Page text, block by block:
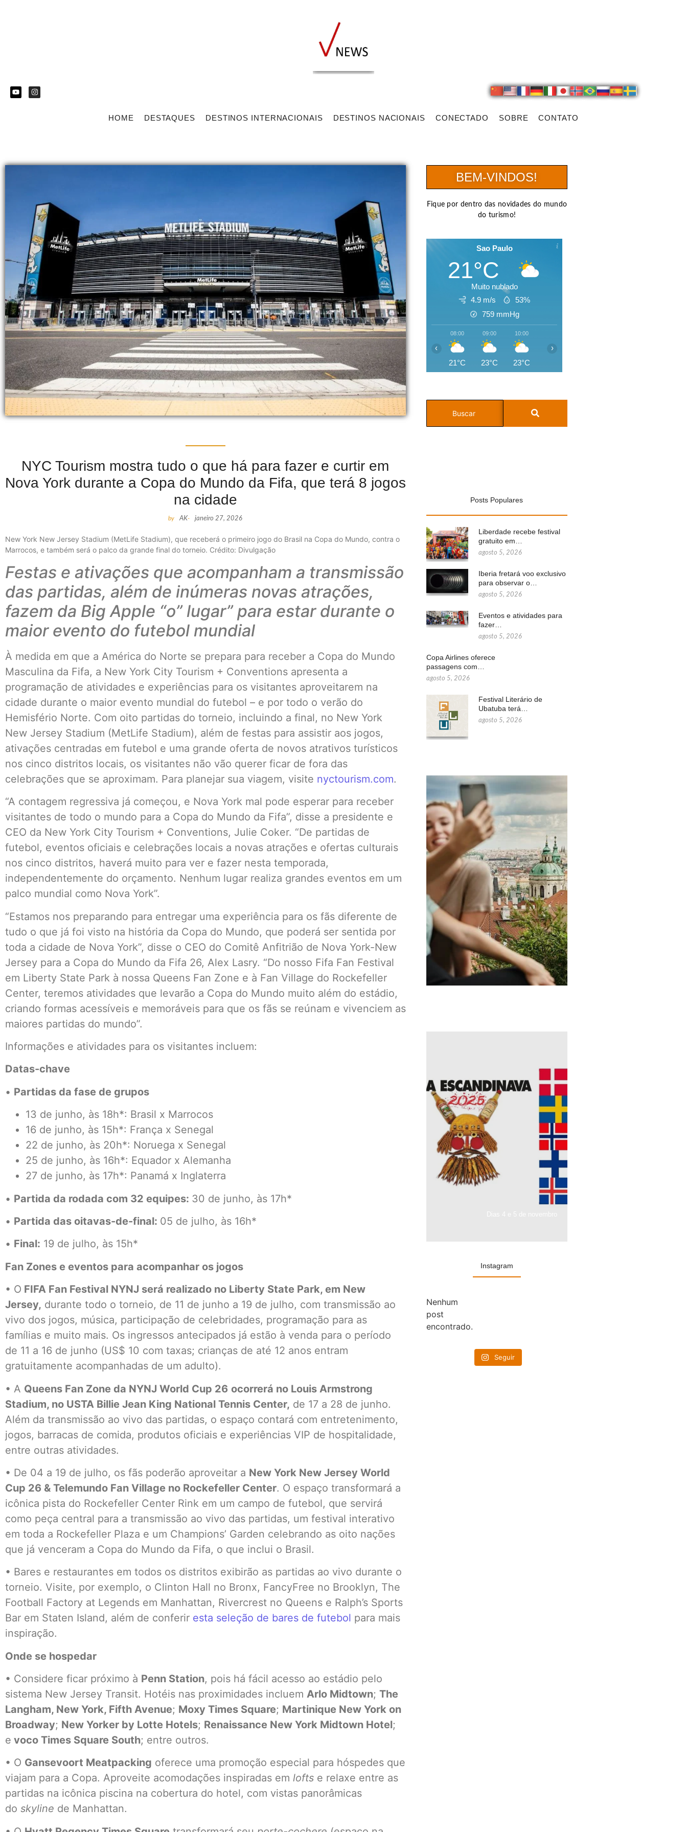
HOME DESTAQUES DESTINOS INTERNACIONAIS DESTINOS NACIONAIS CONECTADO SOBRE CONTATO
NYC Tourism mostra tudo o que há para fazer e curtir em
Nova York durante a Copa do Mundo da Fifa, que terá 8 jogos
na cidade
by AK- janeiro 27, 2026
New York New Jersey Stadium (MetLife Stadium), que receberá o primeiro jogo do Brasil na Copa do Mundo, contra o
Marrocos, e também será o palco da grande final do torneio. Crédito: Divulgação
Festas e ativações que acompanham a transmissão
das partidas, além de inúmeras novas atrações,
fazem da Big Apple “o” lugar” para estar durante o
maior evento do futebol mundial
À medida em que a América do Norte se prepara para receber a Copa do Mundo
Masculina da Fifa, a New York City Tourism + Conventions apresenta a
programação de atividades e experiências para os visitantes aproveitarem na
cidade durante o maior evento mundial do futebol – e por todo o verão do
Hemisfério Norte. Com oito partidas do torneio, incluindo a final, no New York
New Jersey Stadium (MetLife Stadium), além de festas para assistir aos jogos,
ativações centradas em futebol e uma grande oferta de novos atrativos turísticos
nos cinco distritos locais, os visitantes não vão querer ficar de fora das
celebrações que se aproximam. Para planejar sua viagem, visite nyctourism.com.
“A contagem regressiva já começou, e Nova York mal pode esperar para receber
visitantes de todo o mundo para a Copa do Mundo da Fifa”, disse a presidente e
CEO da New York City Tourism + Conventions, Julie Coker. “De partidas de
futebol, eventos oficiais e celebrações locais a novas atrações e ofertas culturais
nos cinco distritos, haverá muito para ver e fazer nesta temporada,
independentemente do orçamento. Nenhum lugar realiza grandes eventos em um
palco mundial como Nova York”.
“Estamos nos preparando para entregar uma experiência para os fãs diferente de
tudo o que já foi visto na história da Copa do Mundo, que poderá ser sentida por
toda a cidade de Nova York”, disse o CEO do Comitê Anfitrião de Nova York-New
Jersey para a Copa do Mundo da Fifa 26, Alex Lasry. “Do nosso Fifa Fan Festival
em Liberty State Park à nossa Queens Fan Zone e à Fan Village do Rockefeller
Center, teremos atividades que levarão a Copa do Mundo muito além do estádio,
criando formas acessíveis e memoráveis para que os fãs se reúnam e vivenciem as
maiores partidas do mundo”.
Informações e atividades para os visitantes incluem:
Datas-chave
• Partidas da fase de grupos
13 de junho, às 18h*: Brasil x Marrocos
16 de junho, às 15h*: França x Senegal
22 de junho, às 20h*: Noruega x Senegal
25 de junho, às 16h*: Equador x Alemanha
27 de junho, às 17h*: Panamá x Inglaterra
• Partida da rodada com 32 equipes: 30 de junho, às 17h*
• Partida das oitavas-de-final: 05 de julho, às 16h*
• Final: 19 de julho, às 15h*
Fan Zones e eventos para acompanhar os jogos
• O FIFA Fan Festival NYNJ será realizado no Liberty State Park, em New
Jersey, durante todo o torneio, de 11 de junho a 19 de julho, com transmissão ao
vivo dos jogos, música, participação de celebridades, programação para as
famílias e muito mais. Os ingressos antecipados já estão à venda para o período
de 11 a 16 de junho (US$ 10 com taxas; crianças de até 12 anos entram
gratuitamente acompanhadas de um adulto).
• A Queens Fan Zone da NYNJ World Cup 26 ocorrerá no Louis Armstrong
Stadium, no USTA Billie Jean King National Tennis Center, de 17 a 28 de junho.
Além da transmissão ao vivo das partidas, o espaço contará com entretenimento,
jogos, barracas de comida, produtos oficiais e experiências VIP de hospitalidade,
entre outras atividades.
• De 04 a 19 de julho, os fãs poderão aproveitar a New York New Jersey World
Cup 26 & Telemundo Fan Village no Rockefeller Center. O espaço transformará a
icônica pista do Rockefeller Center Rink em um campo de futebol, que servirá
como peça central para a transmissão ao vivo das partidas, um festival interativo
em toda a Rockefeller Plaza e um Champions’ Garden celebrando as oito nações
que já venceram a Copa do Mundo da Fifa, o que inclui o Brasil.
• Bares e restaurantes em todos os distritos exibirão as partidas ao vivo durante o
torneio. Visite, por exemplo, o Clinton Hall no Bronx, FancyFree no Brooklyn, The
Football Factory at Legends em Manhattan, Rivercrest no Queens e Ralph’s Sports
Bar em Staten Island, além de conferir esta seleção de bares de futebol para mais
inspiração.
Onde se hospedar
• Considere ficar próximo à Penn Station, pois há fácil acesso ao estádio pelo
sistema New Jersey Transit. Hotéis nas proximidades incluem Arlo Midtown; The
Langham, New York, Fifth Avenue; Moxy Times Square; Martinique New York on
Broadway; New Yorker by Lotte Hotels; Renaissance New York Midtown Hotel;
e voco Times Square South; entre outros.
• O Gansevoort Meatpacking oferece uma promoção especial para hóspedes que
viajam para a Copa. Aproveite acomodações inspiradas em lofts e relaxe entre as
partidas na icônica piscina na cobertura do hotel, com vistas panorâmicas
do skyline de Manhattan.
BEM-VINDOS!
Fique por dentro das novidades do mundo
do turismo!
Sao Paulo
21°C
Muito nublado
4.9 m/s
53%
759 mmHg
08:00
21°C
09:00
23°C
10:00
23°C
‹ ›
Posts Populares
Liberdade recebe festival
gratuito em…
agosto 5, 2026
Iberia fretará voo exclusivo
para observar o…
agosto 5, 2026
Eventos e atividades para
fazer…
agosto 5, 2026
Copa Airlines oferece
passagens com…
agosto 5, 2026
Festival Literário de
Ubatuba terá…
agosto 5, 2026
Instagram
Nenhum
post
encontrado.
Seguir